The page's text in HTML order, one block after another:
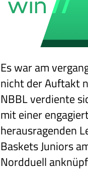
Es war am
nicht der Auftakt
NBBL verdiente
mit einer
herausragenden
Baskets Juniors
Nordduell